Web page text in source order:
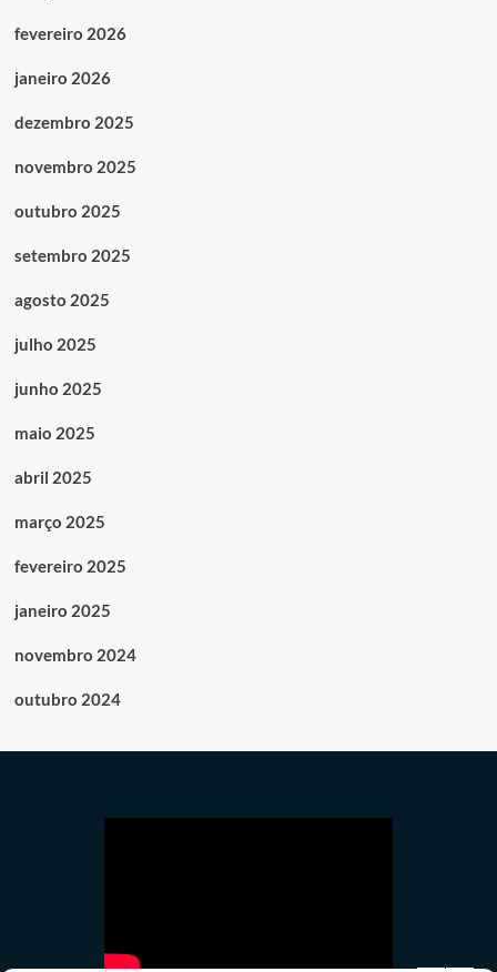
fevereiro 2026
janeiro 2026
dezembro 2025
novembro 2025
outubro 2025
setembro 2025
agosto 2025
julho 2025
junho 2025
maio 2025
abril 2025
março 2025
fevereiro 2025
janeiro 2025
novembro 2024
outubro 2024